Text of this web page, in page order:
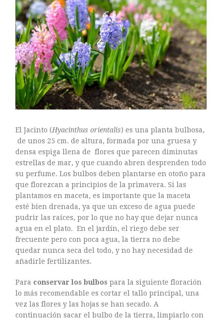
abril 2014
ASTILBE, EL SUEÑO DE UNA NOVIA
Astilbe, las flores que sueñan
MANOS QUE CREAN: ROSA VALLS EN FLORIPLANT
RANUNCULOS, FRANCESILLAS …
Ricard
ASTILBE, EL SUEÑO DE UNA NOVIA
RANUNCULOS, FRANCESILLAS …
Silvia
CALA: LA FLOR DEL AGUA
Silvia
El Jacinto (Hyacinthus orientalis) es una planta bulbosa,
de unos 25 cm. de altura, formada por una gruesa y
densa espiga llena de flores que parecen diminutas
estrellas de mar, y que cuando abren desprenden todo
su perfume. Los bulbos deben plantarse en otoño para
que florezcan a principios de la primavera. Si las
plantamos en maceta, es importante que la maceta
esté bien drenada, ya que un exceso de agua puede
pudrir las raíces, por lo que no hay que dejar nunca
agua en el plato. En el jardín, el riego debe ser
frecuente pero con poca agua, la tierra no debe
quedar nunca seca del todo, y no hay necesidad de
añadirle fertilizantes.
Para conservar los bulbos para la siguiente floración
lo más recomendable es cortar el tallo principal, una
vez las flores y las hojas se han secado. A
continuación sacar el bulbo de la tierra, limpiarlo con